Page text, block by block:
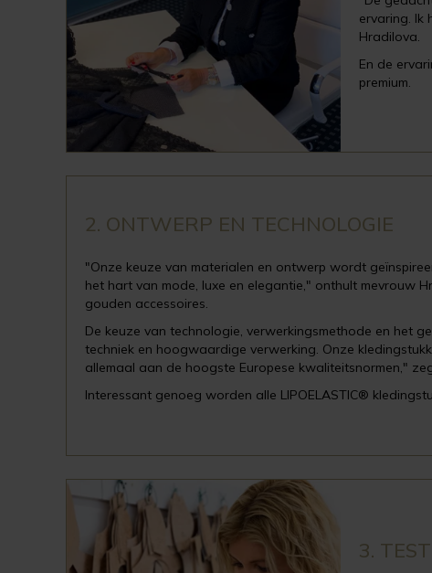
ervaring. Ik
Hradilova.
En de
premium.
2. ONTWERP EN TECHNOLOGIE
"Onze keuze van materialen en ontwerp wordt
het hart van mode, luxe en elegantie," onthult mevrouw
gouden accessoires.
De keuze van technologie, verwerkingsmethode en het
techniek en hoogwaardige verwerking. Onze
allemaal aan de hoogste Europese kwaliteitsnormen,"
Interessant genoeg worden alle LIPOELASTIC®
3.